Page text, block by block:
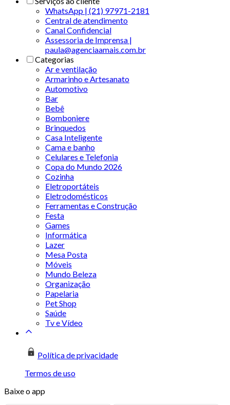
WhatsApp | (21) 97971-2181
Central de atendimento
Canal Confidencial
Assessoria de Imprensa |
paula@agenciaamais.com.br
Categorias
Ar e ventilação
Armarinho e Artesanato
Automotivo
Bar
Bebê
Bomboniere
Brinquedos
Casa Inteligente
Cama e banho
Celulares e Telefonia
Copa do Mundo 2026
Cozinha
Eletroportáteis
Eletrodomésticos
Ferramentas e Construção
Festa
Games
Informática
Lazer
Mesa Posta
Móveis
Mundo Beleza
Organização
Papelaria
Pet Shop
Saúde
Tv e Vídeo
Política de privacidade
Termos de uso
Baixe o app